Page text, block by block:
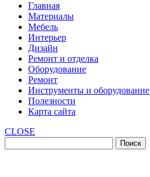
Главная
Материалы
Мебель
Интерьер
Дизайн
Ремонт и отделка
Оборудование
Ремонт
Инструменты и оборудование
Полезности
Карта сайта
CLOSE